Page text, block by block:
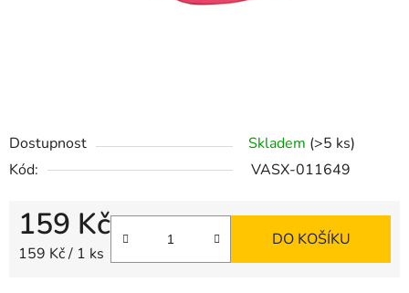
Dostupnost Skladem (>5 ks)
Kód:
VASX-011649
159 Kč
Měrná cena:
159 Kč / 1 ks
DO KOŠÍKU